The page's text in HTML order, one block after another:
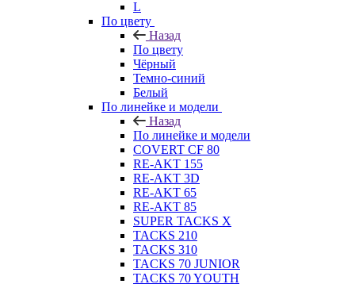
L
По цвету
Назад
По цвету
Чёрный
Темно-синий
Белый
По линейке и модели
Назад
По линейке и модели
COVERT CF 80
RE-AKT 155
RE-AKT 3D
RE-AKT 65
RE-AKT 85
SUPER TACKS X
TACKS 210
TACKS 310
TACKS 70 JUNIOR
TACKS 70 YOUTH